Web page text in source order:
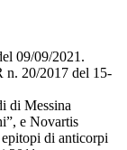
09/09/2021.
20/2017 del 15-
di Messina
e Novartis
di anticorpi